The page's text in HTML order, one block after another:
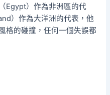
Egypt）作為非洲區的代
）作為大洋洲的代表，他
格的碰撞，任何一個失誤都